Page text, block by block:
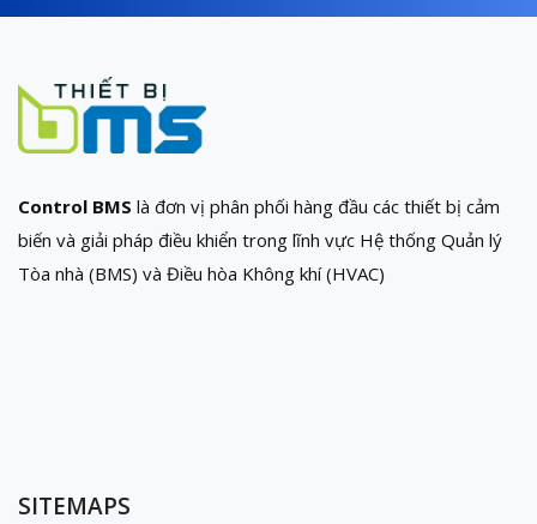
Control BMS là đơn vị phân phối hàng đầu các thiết bị cảm
biến và giải pháp điều khiển trong lĩnh vực Hệ thống Quản lý
Tòa nhà (BMS) và Điều hòa Không khí (HVAC)
SITEMAPS